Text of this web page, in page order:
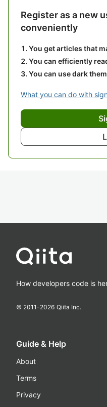
Register as a new
conveniently
You get articles that
You can efficiently
You can use dark
What you can do with
How developers code is
© 2011-2026 Qiita Inc.
Guide & Help
About
Terms
Privacy